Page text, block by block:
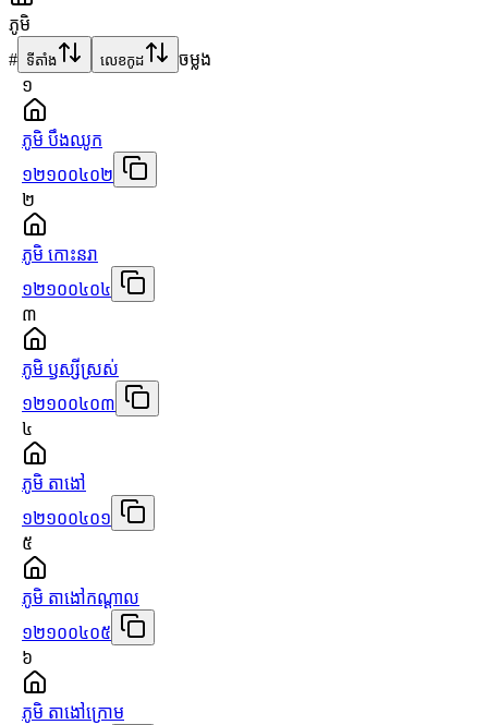
ភូមិ
# ទីតាំង លេខកូដ
ចម្លង
១
ភូមិ បឹងឈូក
១២១០០៤០២
២
ភូមិ កោះនរា
១២១០០៤០៤
៣
ភូមិ ឫស្សីស្រស់
១២១០០៤០៣
៤
ភូមិ តាងៅ
១២១០០៤០១
៥
ភូមិ តាងៅកណ្ដាល
១២១០០៤០៥
៦
ភូមិ តាងៅក្រោម